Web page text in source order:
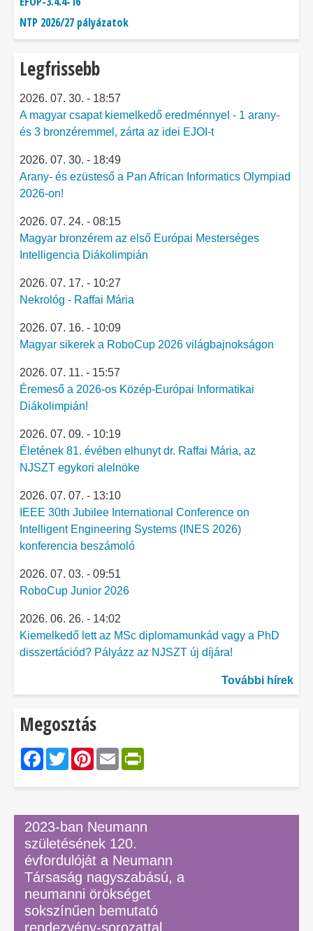
NTP 2026/27 pályázatok
Legfrissebb
2026. 07. 30. - 18:57
A magyar csapat kiemelkedő eredménnyel - 1 arany-
és 3 bronzéremmel, zárta az idei EJOI-t
2026. 07. 30. - 18:49
Arany- és ezüsteső a Pan African Informatics Olympiad
2026-on!
2026. 07. 24. - 08:15
Magyar bronzérem az első Európai Mesterséges
Intelligencia Diákolimpián
2026. 07. 17. - 10:27
Nekrológ - Raffai Mária
2026. 07. 16. - 10:09
Magyar sikerek a RoboCup 2026 világbajnokságon
2026. 07. 11. - 15:57
Éremeső a 2026-os Közép-Európai Informatikai
Diákolimpián!
2026. 07. 09. - 10:19
Életének 81. évében elhunyt dr. Raffai Mária, az
NJSZT egykori alelnöke
2026. 07. 07. - 13:10
IEEE 30th Jubilee International Conference on
Intelligent Engineering Systems (INES 2026)
konferencia beszámoló
2026. 07. 03. - 09:51
RoboCup Junior 2026
2026. 06. 26. - 14:02
Kiemelkedő lett az MSc diplomamunkád vagy a PhD
disszertációd? Pályázz az NJSZT új díjára!
További hírek
Megosztás
Facebook
Twitter
Pinterest
Email
2023-ban Neumann
születésének 120.
évfordulóját a Neumann
Társaság nagyszabású, a
neumanni örökséget
sokszínűen bemutató
rendezvény-sorozattal